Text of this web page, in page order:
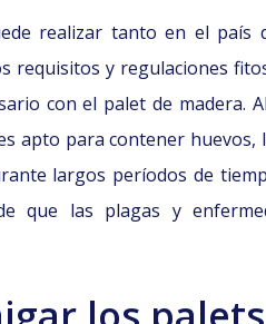
realizar tanto en el país
requisitos y regulaciones
con el palet de madera.
apto para contener huevos,
largos períodos de
que las plagas y